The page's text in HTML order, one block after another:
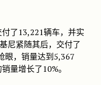
了13,221辆车，并实
尼紧随其后，交付了
眼，销量达到5,367
量增长了10%。